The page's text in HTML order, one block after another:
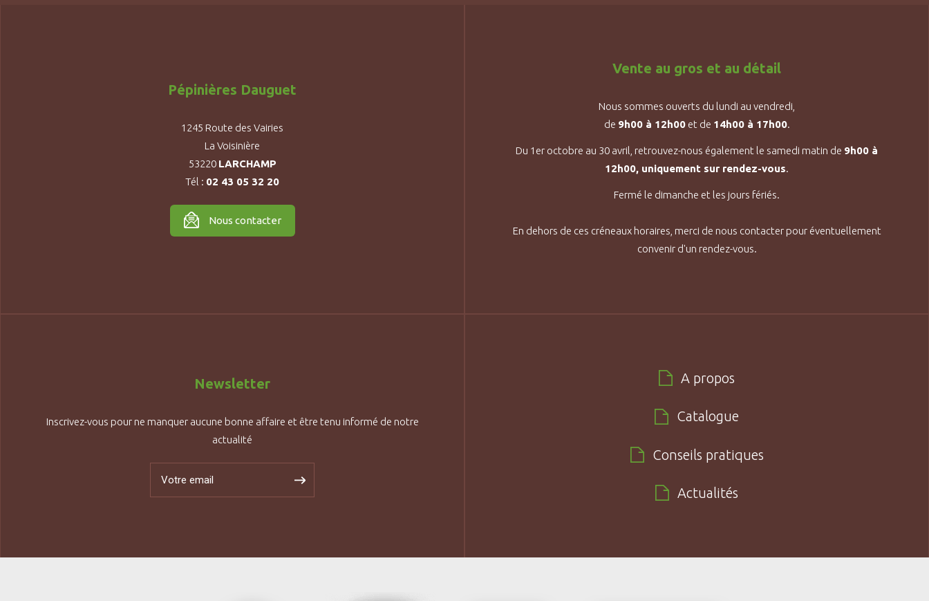
Pépinières Dauguet
1245 Route des Vairies
La Voisinière
53220 LARCHAMP
Tél : 02 43 05 32 20
Nous contacter
Vente au gros et au détail
Nous sommes ouverts du lundi au vendredi,
de 9h00 à 12h00et de 14h00 à 17h00.
Du 1er octobre au 30 avril, retrouvez-nous également le samedi matin de 9h00 à
12h00, uniquement sur rendez-vous.
Fermé le dimanche et les jours fériés.
En dehors de ces créneaux horaires, merci de nous contacter pour éventuellement
convenir d'un rendez-vous.
Newsletter
Inscrivez-vous pour ne manquer aucune bonne affaire et être tenu informé de notre
actualité
A propos
Catalogue
Conseils pratiques
Actualités